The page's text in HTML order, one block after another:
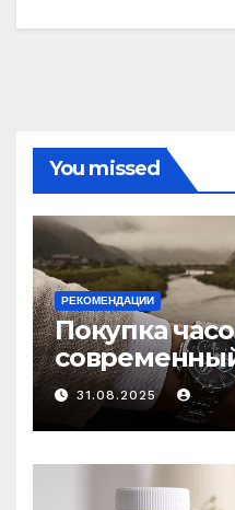
You missed
РЕКОМЕНДАЦИИ
Покупка
выбору
31.08.2025